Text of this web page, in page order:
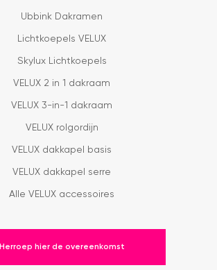
Ubbink Dakramen
Lichtkoepels VELUX
Skylux Lichtkoepels
VELUX 2 in 1 dakraam
VELUX 3-in-1 dakraam
VELUX rolgordijn
VELUX dakkapel basis
VELUX dakkapel serre
Alle VELUX accessoires
Herroep hier de overeenkomst